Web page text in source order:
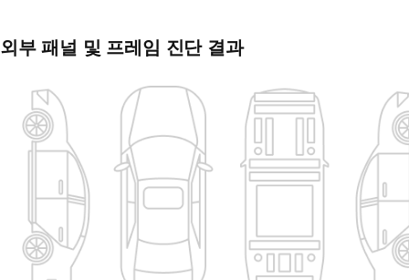
외부 패널 및 프레임 진단 결과